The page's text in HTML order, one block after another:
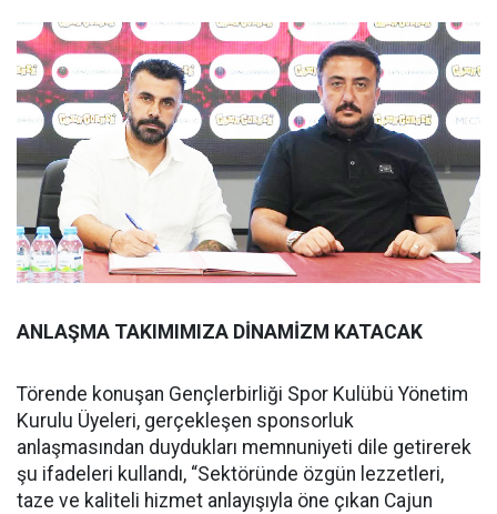
ANLAŞMA TAKIMIMIZA DİNAMİZM KATACAK
Törende konuşan Gençlerbirliği Spor Kulübü Yönetim
Kurulu Üyeleri, gerçekleşen sponsorluk
anlaşmasından duydukları memnuniyeti dile getirerek
şu ifadeleri kullandı, “Sektöründe özgün lezzetleri,
taze ve kaliteli hizmet anlayışıyla öne çıkan Cajun